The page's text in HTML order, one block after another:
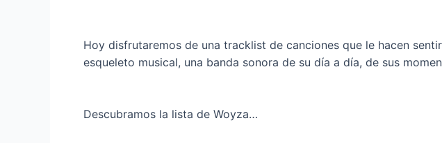
Hoy disfrutaremos de una tracklist de canciones que le hacen
esqueleto musical, una banda sonora de su día a día, de sus
Descubramos la lista de Woyza…